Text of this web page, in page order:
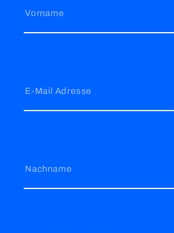
Vorname
E-Mail Adresse
Nachname